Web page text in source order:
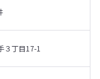
３丁目17-1